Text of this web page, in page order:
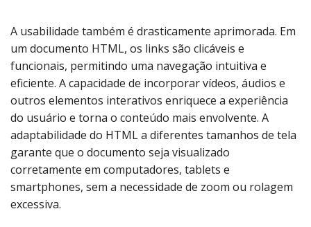
A usabilidade também é drasticamente aprimorada. Em
um documento HTML, os links são clicáveis e
funcionais, permitindo uma navegação intuitiva e
eficiente. A capacidade de incorporar vídeos, áudios e
outros elementos interativos enriquece a experiência
do usuário e torna o conteúdo mais envolvente. A
adaptabilidade do HTML a diferentes tamanhos de tela
garante que o documento seja visualizado
corretamente em computadores, tablets e
smartphones, sem a necessidade de zoom ou rolagem
excessiva.